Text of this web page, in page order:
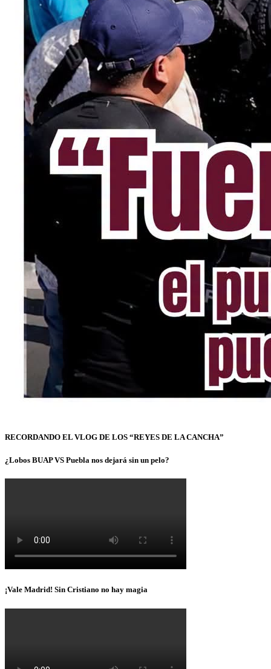
RECORDANDO EL VLOG DE LOS “REYES DE LA CANCHA”
¿Lobos BUAP VS Puebla nos dejará sin un pelo?
¡Vale Madrid! Sin Cristiano no hay magia